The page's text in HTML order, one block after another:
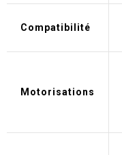
Compatibilité
Motorisations